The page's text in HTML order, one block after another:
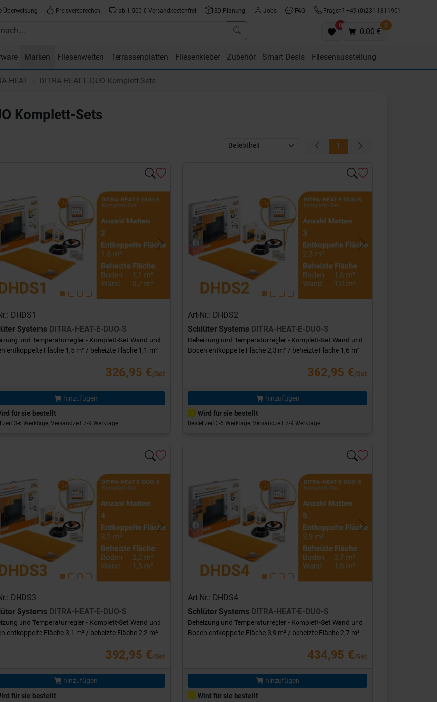
Überweisung Preisversprechen ab 1.500 € Versandkostenfrei 3D Planung Jobs FAQ Fragen? +49 (0)231 1811901
0 0
0,00 €
Marken Fliesenwelten Terrassenplatten Fliesenkleber Zubehör Smart Deals Fliesenausstellung
HEAT DITRA-HEAT-E-DUO Komplett-Sets
Komplett-Sets
1
Next
DHDS1
Systems DITRA-HEAT-E-DUO-S
und Temperaturregler - Komplett-Set Wand und
entkoppelte Fläche 1,5 m² / beheizte Fläche 1,1 m²
326,95 €/Set
hinzufügen
für sie bestellt
3-6 Werktage, Versandzeit 7-9 Werktage
Previous Next
Art-Nr.: DHDS2
Schlüter Systems DITRA-HEAT-E-DUO-S
Beheizung und Temperaturregler - Komplett-Set Wand und
Boden entkoppelte Fläche 2,3 m² / beheizte Fläche 1,6 m²
362,95 €/Set
hinzufügen
Wird für sie bestellt
Bestellzeit 3-6 Werktage, Versandzeit 7-9 Werktage
Next
DHDS3
Systems DITRA-HEAT-E-DUO-S
und Temperaturregler - Komplett-Set Wand und
entkoppelte Fläche 3,1 m² / beheizte Fläche 2,2 m²
392,95 €/Set
hinzufügen
für sie bestellt
Previous Next
Art-Nr.: DHDS4
Schlüter Systems DITRA-HEAT-E-DUO-S
Beheizung und Temperaturregler - Komplett-Set Wand und
Boden entkoppelte Fläche 3,9 m² / beheizte Fläche 2,7 m²
434,95 €/Set
hinzufügen
Wird für sie bestellt